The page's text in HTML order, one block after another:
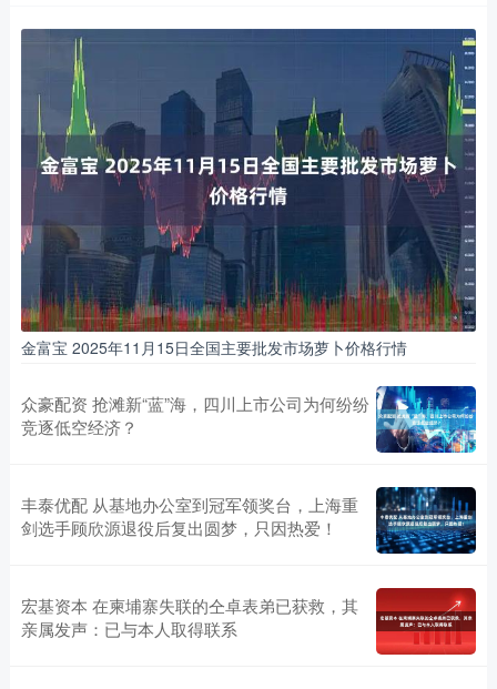
金富宝 2025年11月15日全国主要批发市场萝卜价格行情
众豪配资 抢滩新“蓝”海，四川上市公司为何纷纷
竞逐低空经济？
丰泰优配 从基地办公室到冠军领奖台，上海重
剑选手顾欣源退役后复出圆梦，只因热爱！
宏基资本 在柬埔寨失联的仝卓表弟已获救，其
亲属发声：已与本人取得联系